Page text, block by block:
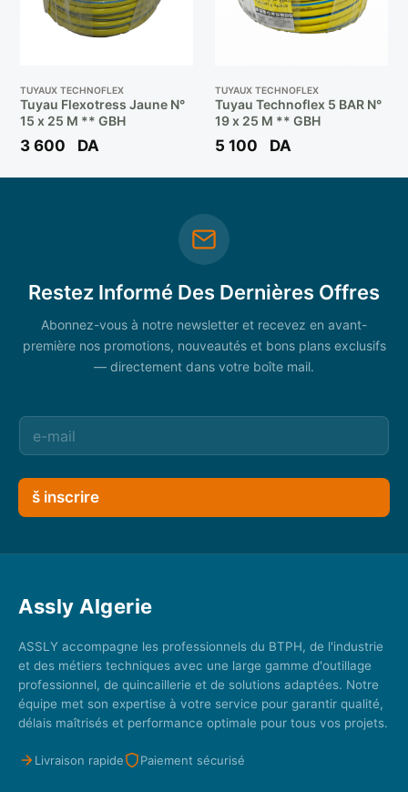
TUYAUX TECHNOFLEX
Tuyau Flexotress Jaune N°
15 x 25 M ** GBH
3 600 DA
TUYAUX TECHNOFLEX
Tuyau Technoflex 5 BAR N°
19 x 25 M ** GBH
5 100 DA
Restez Informé Des Dernières Offres
Abonnez-vous à notre newsletter et recevez en avant-
première nos promotions, nouveautés et bons plans exclusifs
— directement dans votre boîte mail.
š inscrire
Assly Algerie
ASSLY accompagne les professionnels du BTPH, de l'industrie
et des métiers techniques avec une large gamme d'outillage
professionnel, de quincaillerie et de solutions adaptées. Notre
équipe met son expertise à votre service pour garantir qualité,
délais maîtrisés et performance optimale pour tous vos projets.
Livraison rapide Paiement sécurisé